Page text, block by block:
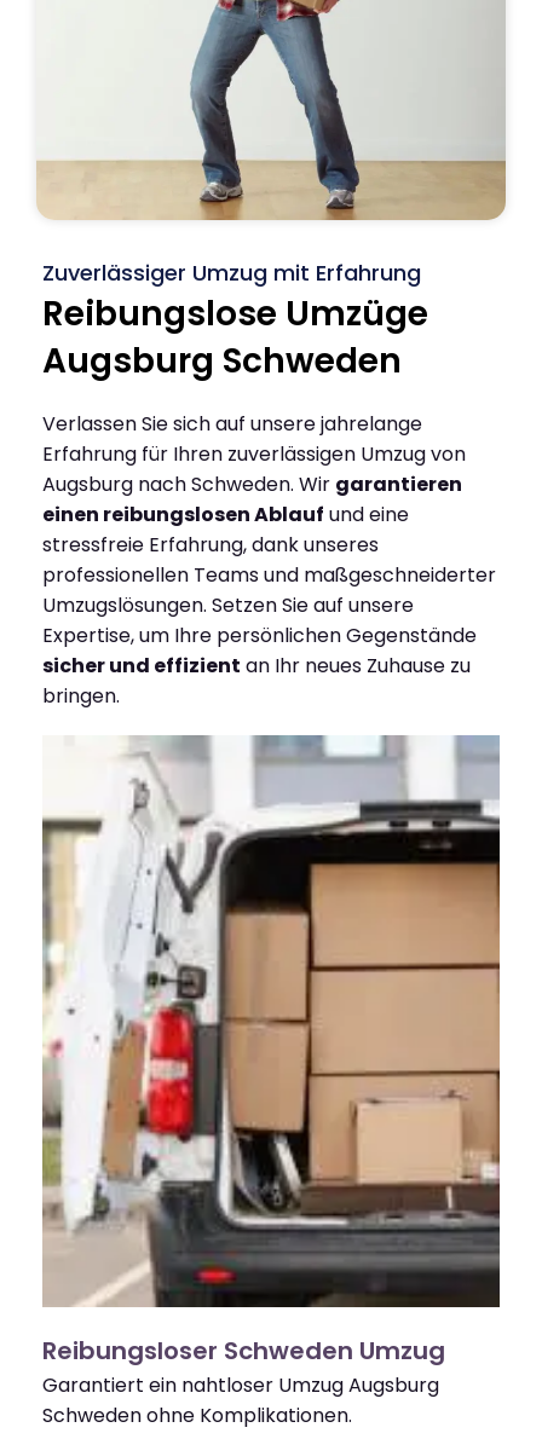
Zuverlässiger Umzug mit Erfahrung
Reibungslose Umzüge
Augsburg Schweden
Verlassen Sie sich auf unsere jahrelange
Erfahrung für Ihren zuverlässigen Umzug von
Augsburg nach Schweden. Wir garantieren
einen reibungslosen Ablauf und eine
stressfreie Erfahrung, dank unseres
professionellen Teams und maßgeschneiderter
Umzugslösungen. Setzen Sie auf unsere
Expertise, um Ihre persönlichen Gegenstände
sicher und effizient an Ihr neues Zuhause zu
bringen.
Reibungsloser Schweden Umzug
Garantiert ein nahtloser Umzug Augsburg
Schweden ohne Komplikationen.